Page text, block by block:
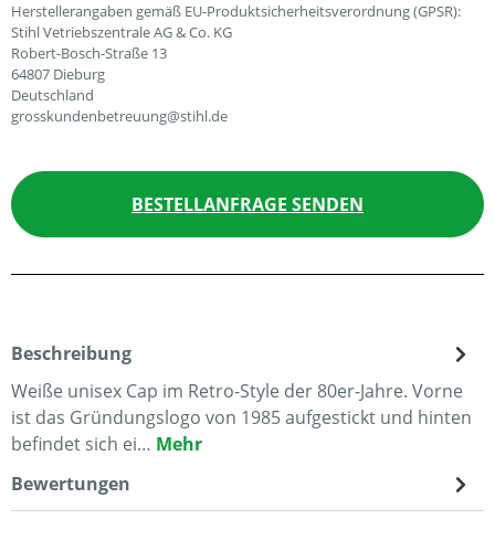
Herstellerangaben gemäß EU-Produktsicherheitsverordnung (GPSR):
Stihl Vetriebszentrale AG & Co. KG
Robert-Bosch-Straße 13
64807 Dieburg
Deutschland
grosskundenbetreuung@stihl.de
BESTELLANFRAGE SENDEN
Beschreibung
Weiße unisex Cap im Retro-Style der 80er-Jahre. Vorne
ist das Gründungslogo von 1985 aufgestickt und hinten
befindet sich ei… Mehr
Bewertungen